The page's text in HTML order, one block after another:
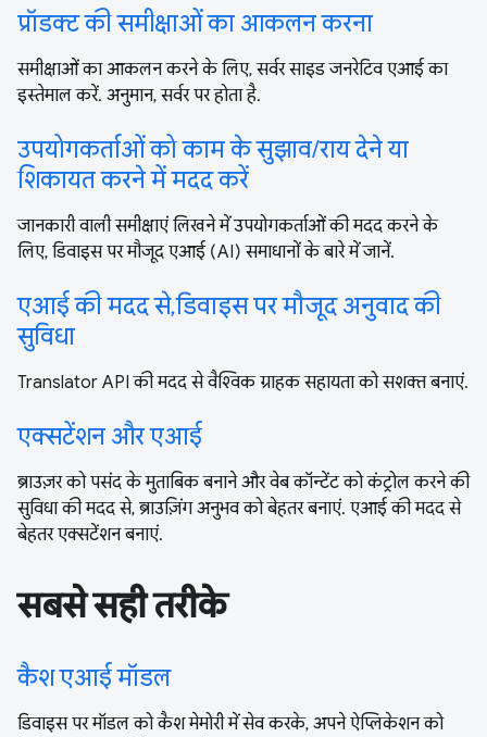
प्रॉडक्ट की समीक्षाओं का आकलन करना
समीक्षाओं का आकलन करने के लिए, सर्वर साइड जनरेटिव एआई का
इस्तेमाल करें. अनुमान, सर्वर पर होता है.
उपयोगकर्ताओं को काम के सुझाव/राय देने या
शिकायत करने में मदद करें
जानकारी वाली समीक्षाएं लिखने में उपयोगकर्ताओं की मदद करने के
लिए, डिवाइस पर मौजूद एआई (AI) समाधानों के बारे में जानें.
एआई की मदद से, डिवाइस पर मौजूद अनुवाद की
सुविधा
Translator API की मदद से वैश्विक ग्राहक सहायता को सशक्त बनाएं.
एक्सटेंशन और एआई
ब्राउज़र को पसंद के मुताबिक बनाने और वेब कॉन्टेंट को कंट्रोल करने की
सुविधा की मदद से, ब्राउज़िंग अनुभव को बेहतर बनाएं. एआई की मदद से
बेहतर एक्सटेंशन बनाएं.
सबसे सही तरीके
कैश एआई मॉडल
डिवाइस पर मॉडल को कैश मेमोरी में सेव करके, अपने ऐप्लिकेशन को